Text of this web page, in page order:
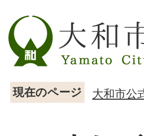
現在のページ 大和市公